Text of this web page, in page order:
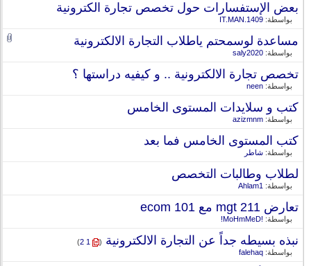
بعض الإستفسارات حول تخصص تجارة الكترونية
بواسطة:IT.MAN.1409
مساعدة لوسمحتم ياطلاب التجارة الالكترونية
بواسطة:saly2020
تخصص تجارة الالكترونية .. و كيفيه دراستها ؟
بواسطة:neen
كتب و سلايدات المستوى الخامس
بواسطة:azizmnm
كتب المستوى الخامس فما بعد
بواسطة:شاطر
لطلاب وطالبات التخصص
بواسطة:Ahlam1
تعارض mgt 211 مع ecom 101
بواسطة:!MoHmMeD!
نبذه بسيطه جداً عن التجارة الالكترونية‏
(
1
2
بواسطة:falehaq